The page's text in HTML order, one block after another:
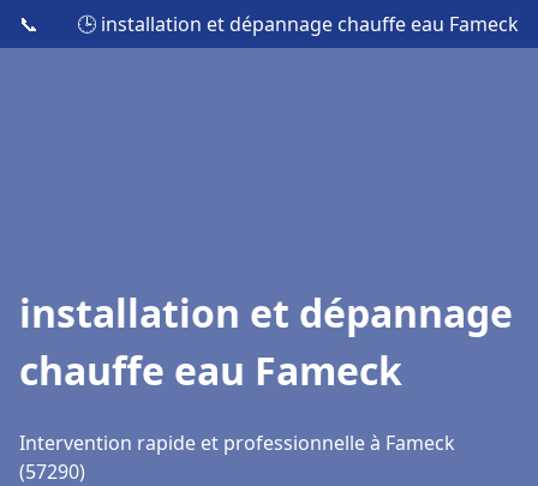
📞 🕒 installation et dépannage chauffe eau Fameck
installation et dépannage
chauffe eau Fameck
Intervention rapide et professionnelle à Fameck
(57290)